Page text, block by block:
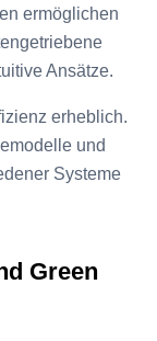
ermöglichen
Ansätze.
erheblich.
und
Systeme
Green